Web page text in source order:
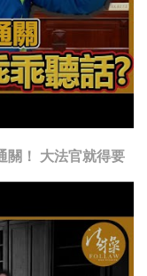
關！ 大法官就得要